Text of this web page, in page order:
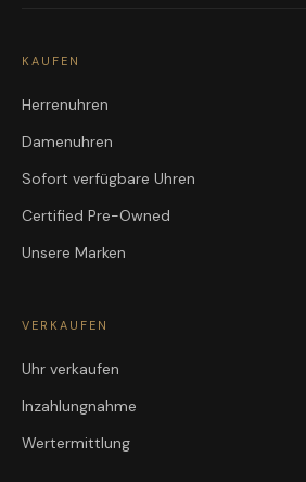
KAUFEN
Herrenuhren
Damenuhren
Sofort verfügbare Uhren
Certified Pre-Owned
Unsere Marken
VERKAUFEN
Uhr verkaufen
Inzahlungnahme
Wertermittlung